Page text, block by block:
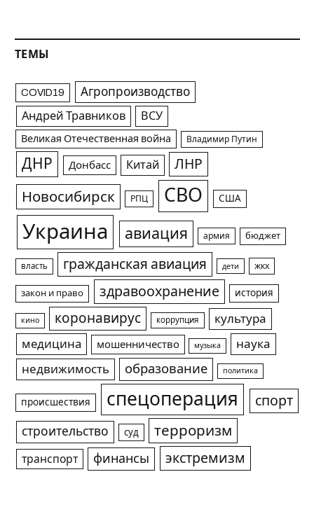
ТЕМЫ
COVID19 Агропроизводство
Андрей Травников ВСУ
Великая Отечественная война Владимир Путин
ДНР Донбасс Китай ЛНР
Новосибирск РПЦ СВО США
Украина авиация армия бюджет
власть гражданская авиация дети жкх
закон и право здравоохранение история
кино коронавирус коррупция
культура
медицина
мошенничество музыка
наука
недвижимость
образование политика
происшествия спецоперация спорт
строительство суд терроризм
транспорт финансы экстремизм